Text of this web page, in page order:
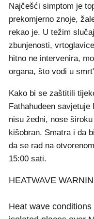
Najčešći simptom je
prekomjerno znoje,
rekao je. U težim
zbunjenosti,
hitno ne intervenira,
organa, što vodi u
Kako bi se zaštitili
Fathahudeen
nisu žedni, nose
kišobran. Smatra i da
da se rad na
15:00 sati.
HEATWAVE
Heat wave